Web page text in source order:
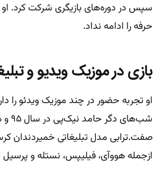
سپس در دوره‌های بازیگری شرکت کرد. او
حرفه را ادامه نداد.
بازی در موزیک ویدیو و
او تجربه حضور در چند موزیک ویدئو را
صفت.ترابی مدل تبلیغاتی خمیردندان
ازجمله هووآی، فیلیپس، نستله و